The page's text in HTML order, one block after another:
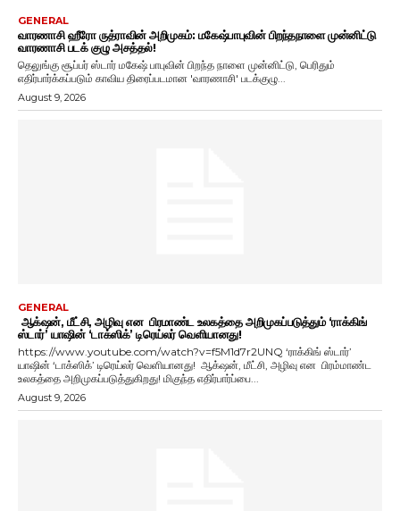
GENERAL
வாரணாசி ஹீரோ ருத்ராவின் அறிமுகம்: மகேஷ்பாபுவின் பிறந்தநாளை முன்னிட்டு
வாரணாசி படக் குழு அசத்தல்!
தெலுங்கு சூப்பர் ஸ்டார் மகேஷ் பாபுவின் பிறந்த நாளை முன்னிட்டு, பெரிதும்
எதிர்பார்க்கப்படும் காவிய திரைப்படமான 'வாரணாசி' படக்குழு...
August 9, 2026
GENERAL
ஆக்‌ஷன், மீட்சி, அழிவு என பிரமாண்ட உலகத்தை அறிமுகப்படுத்தும் ‘ராக்கிங்
ஸ்டார்’ யாஷின் ‘டாக்ஸிக்’ டிரெய்லர் வெளியானது!
https://www.youtube.com/watch?v=f5M1d7r2UNQ ‘ராக்கிங் ஸ்டார்’
யாஷின் ‘டாக்ஸிக்’ டிரெய்லர் வெளியானது! ஆக்‌ஷன், மீட்சி, அழிவு என பிரம்மாண்ட
உலகத்தை அறிமுகப்படுத்துகிறது! மிகுந்த எதிர்பார்ப்பை...
August 9, 2026